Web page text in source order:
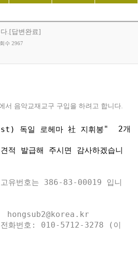
.[답변완료]
수 2967
서 음악교재교구 구입을 하려고 합니다.
독일 로헤마 社 지휘봉" 2개
적 발급해 주시면 감사하겠습니
유번호는 386-83-00019 입니
hongsub2@korea.kr
전화번호: 010-5712-3278 (이